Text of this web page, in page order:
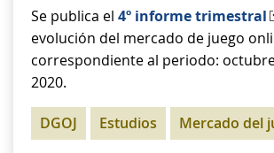
Se publica el 4º informe trimestral
evolución del mercado de juego
correspondiente al periodo:
2020.
DGOJ Estudios Mercado del